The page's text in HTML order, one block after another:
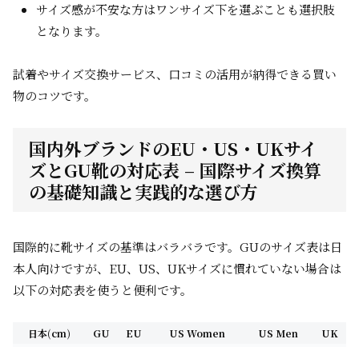
サイズ感が不安な方はワンサイズ下を選ぶことも選択肢
となります。
試着やサイズ交換サービス、口コミの活用が納得できる買い
物のコツです。
国内外ブランドのEU・US・UKサイ
ズとGU靴の対応表 – 国際サイズ換算
の基礎知識と実践的な選び方
国際的に靴サイズの基準はバラバラです。GUのサイズ表は日
本人向けですが、EU、US、UKサイズに慣れていない場合は
以下の対応表を使うと便利です。
日本(cm) GU EU US Women US Men
UK